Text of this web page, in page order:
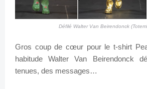
Défilé Walter Van Beirendonck
Gros coup de cœur pour le t-shirt
habitude Walter Van Beirendonck
tenues, des messages…